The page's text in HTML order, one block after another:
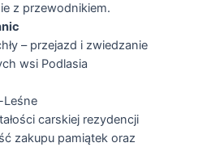
z przewodnikiem.
– przejazd i zwiedzanie
wsi Podlasia
Leśne
carskiej rezydencji
zakupu pamiątek oraz